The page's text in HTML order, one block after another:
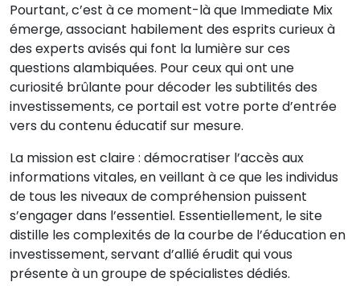
Pourtant, c’est à ce moment-là que Immediate Mix
émerge, associant habilement des esprits curieux à
des experts avisés qui font la lumière sur ces
questions alambiquées. Pour ceux qui ont une
curiosité brûlante pour décoder les subtilités des
investissements, ce portail est votre porte d’entrée
vers du contenu éducatif sur mesure.
La mission est claire : démocratiser l’accès aux
informations vitales, en veillant à ce que les individus
de tous les niveaux de compréhension puissent
s’engager dans l’essentiel. Essentiellement, le site
distille les complexités de la courbe de l’éducation en
investissement, servant d’allié érudit qui vous
présente à un groupe de spécialistes dédiés.